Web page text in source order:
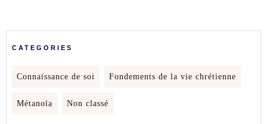
CATEGORIES
Connaissance de soi Fondements de la vie chrétienne
Métanoïa Non classé